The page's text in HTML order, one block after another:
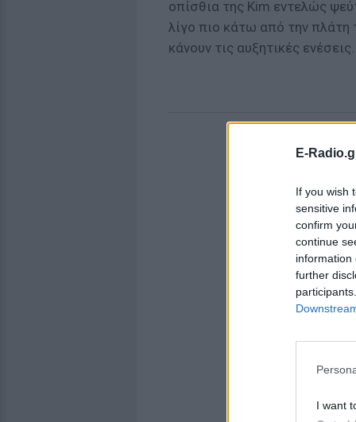
E-
If you wish
sensitive
confirm
continue
information
further
I want
οπίσθια της Kim εντελώς
λίγο πιο κάτω από την πλάτη
κάνουν τις αυξητικές ενέσεις.